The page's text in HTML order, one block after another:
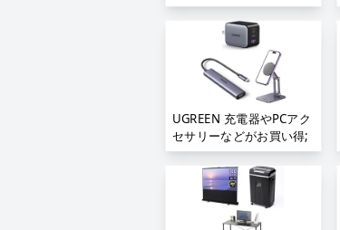
UGREEN 充電器やPCアク
セサリーなどがお買い得;